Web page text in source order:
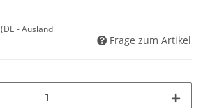
(DE - Ausland
Frage zum Artikel